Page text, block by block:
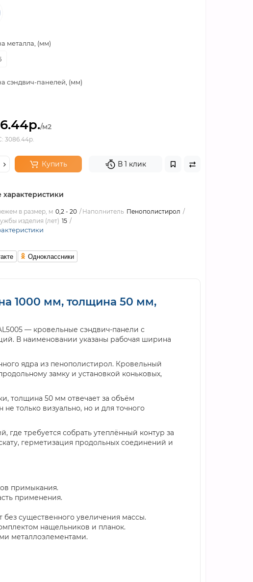
металла, (мм)
сэндвич-панелей, (мм)
/м2
3086.44р.
Купить В 1 клик
в размер, м 0,2 - 20 Наполнитель Пенополистирол
изделия (лет) 15
Одноклассники
1000 мм, толщина 50 мм,
— кровельные сэндвич-панели с
В наименовании указаны рабочая ширина
ядра из пенополистирол. Кровельный
замку и установкой коньковых,
толщина 50 мм отвечает за объём
только визуально, но и для точного
требуется собрать утеплённый контур за
герметизация продольных соединений и
примыкания.
применения.
существенного увеличения массы.
нащельников и планок.
металлоэлементами.